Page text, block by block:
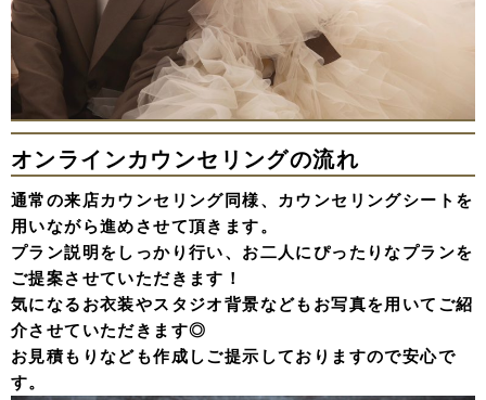
オンラインカウンセリングの流れ
通常の来店カウンセリング同様、カウンセリングシートを
用いながら進めさせて頂きます。
プラン説明をしっかり行い、お二人にぴったりなプランを
ご提案させていただきます！
気になるお衣装やスタジオ背景などもお写真を用いてご紹
介させていただきます◎
お見積もりなども作成しご提示しておりますので安心で
す。